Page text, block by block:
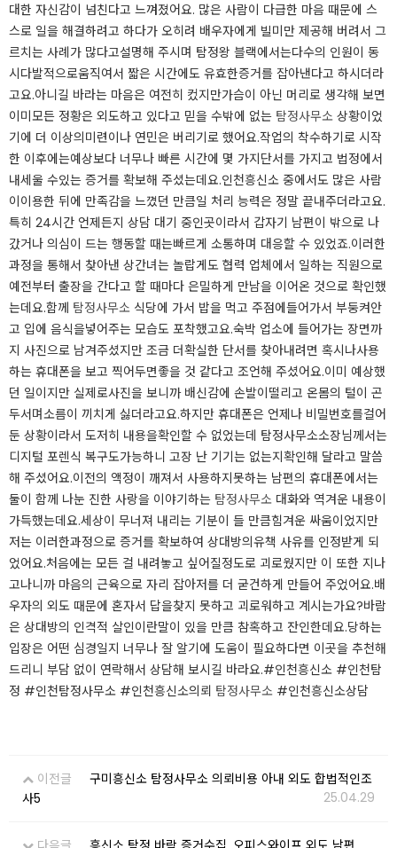
대한 자신감이 넘친다고 느껴졌어요. 많은 사람이 다급한 마음 때문에 스
스로 일을 해결하려고 하다가 오히려 배우자에게 빌미만 제공해 버려서 그
르치는 사례가 많다고설명해 주시며 탐정왕 블랙에서는다수의 인원이 동
시다발적으로움직여서 짧은 시간에도 유효한증거를 잡아낸다고 하시더라
고요.아니길 바라는 마음은 여전히 컸지만가슴이 아닌 머리로 생각해 보면
이미모든 정황은 외도하고 있다고 믿을 수밖에 없는 탐정사무소 상황이었
기에 더 이상의미련이나 연민은 버리기로 했어요.작업의 착수하기로 시작
한 이후에는예상보다 너무나 빠른 시간에 몇 가지단서를 가지고 법정에서
내세울 수있는 증거를 확보해 주셨는데요.인천흥신소 중에서도 많은 사람
이이용한 뒤에 만족감을 느꼈던 만큼일 처리 능력은 정말 끝내주더라고요.
특히 24시간 언제든지 상담 대기 중인곳이라서 갑자기 남편이 밖으로 나
갔거나 의심이 드는 행동할 때는빠르게 소통하며 대응할 수 있었죠.이러한
과정을 통해서 찾아낸 상간녀는 놀랍게도 협력 업체에서 일하는 직원으로
예전부터 출장을 간다고 할 때마다 은밀하게 만남을 이어온 것으로 확인했
는데요.함께 탐정사무소 식당에 가서 밥을 먹고 주점에들어가서 부둥켜안
고 입에 음식을넣어주는 모습도 포착했고요.숙박 업소에 들어가는 장면까
지 사진으로 남겨주셨지만 조금 더확실한 단서를 찾아내려면 혹시나사용
하는 휴대폰을 보고 찍어두면좋을 것 같다고 조언해 주셨어요.이미 예상했
던 일이지만 실제로사진을 보니까 배신감에 손발이떨리고 온몸의 털이 곤
두서며소름이 끼치게 싫더라고요.하지만 휴대폰은 언제나 비밀번호를걸어
둔 상황이라서 도저히 내용을확인할 수 없었는데 탐정사무소소장님께서는
디지털 포렌식 복구도가능하니 고장 난 기기는 없는지확인해 달라고 말씀
해 주셨어요.이전의 액정이 깨져서 사용하지못하는 남편의 휴대폰에서는
둘이 함께 나눈 진한 사랑을 이야기하는 탐정사무소 대화와 역겨운 내용이
가득했는데요.세상이 무너져 내리는 기분이 들 만큼힘겨운 싸움이었지만
저는 이러한과정으로 증거를 확보하여 상대방의유책 사유를 인정받게 되
었어요.처음에는 모든 걸 내려놓고 싶어질정도로 괴로웠지만 이 또한 지나
고나니까 마음의 근육으로 자리 잡아저를 더 굳건하게 만들어 주었어요.​배
우자의 외도 때문에 혼자서 답을찾지 못하고 괴로워하고 계시는가요?바람
은 상대방의 인격적 살인이란말이 있을 만큼 참혹하고 잔인한데요.당하는
입장은 어떤 심경일지 너무나 잘 알기에 도움이 필요하다면 이곳을 추천해
드리니 부담 없이 연락해서 상담해 보시길 바라요.​#인천흥신소 #인천탐
정 #인천탐정사무소 #인천흥신소의뢰 탐정사무소 #인천흥신소상담​
이전글
구미흥신소 탐정사무소 의뢰비용 아내 외도 합법적인조
사5
25.04.29